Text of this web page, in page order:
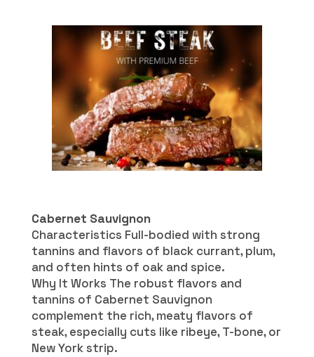
Cabernet Sauvignon
Characteristics Full-bodied with strong
tannins and flavors of black currant, plum,
and often hints of oak and spice.
Why It Works The robust flavors and
tannins of Cabernet Sauvignon
complement the rich, meaty flavors of
steak, especially cuts like ribeye, T-bone, or
New York strip.